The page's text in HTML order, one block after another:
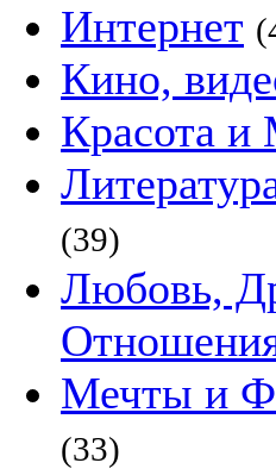
Интернет
Кино,
Красота и
(39)
Любовь,
Мечты и
(33)